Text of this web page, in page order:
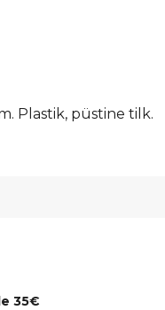
Plastik, püstine tilk.
35€